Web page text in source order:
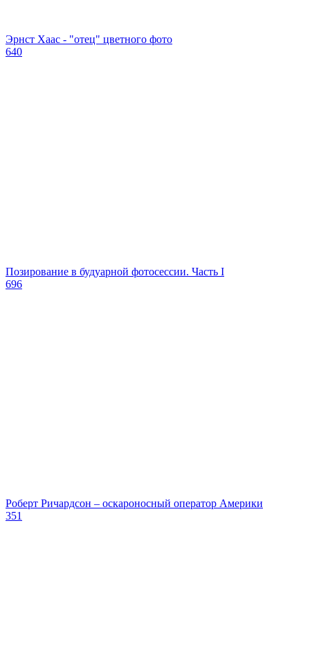
Эрнст Хаас - "отец" цветного фото
640
Позирование в будуарной фотосессии. Часть I
696
Роберт Ричардсон – оскароносный оператор Америки
351